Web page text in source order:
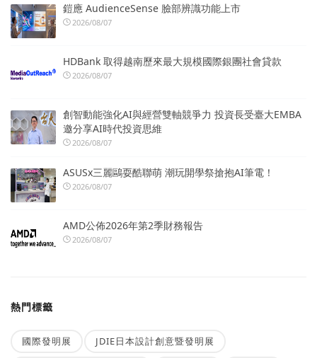
鎧應 AudienceSense 臉部辨識功能上市
2026/08/07
HDBank 取得越南歷來最大規模國際銀團社會貸款
2026/08/07
創智動能強化AI與經營雙軸競爭力 投資長受臺大EMBA
邀分享AI時代投資思維
2026/08/07
ASUSx三麗鷗耍酷聯萌 潮玩開學祭搶抱AI筆電！
2026/08/07
AMD公佈2026年第2季財務報告
2026/08/07
熱門標籤
國際發明展 JDIE日本設計創意暨發明展